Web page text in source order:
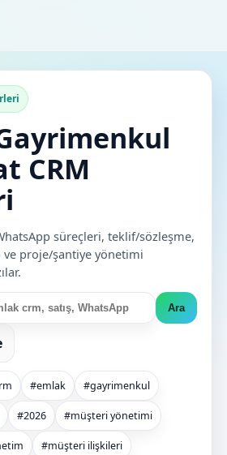
CRM
süreçleri, teklif/sözleşme,
proje/şantiye yönetimi
Ara
#emlak #gayrimenkul
#2026 #müşteri yönetimi
#müşteri ilişkileri